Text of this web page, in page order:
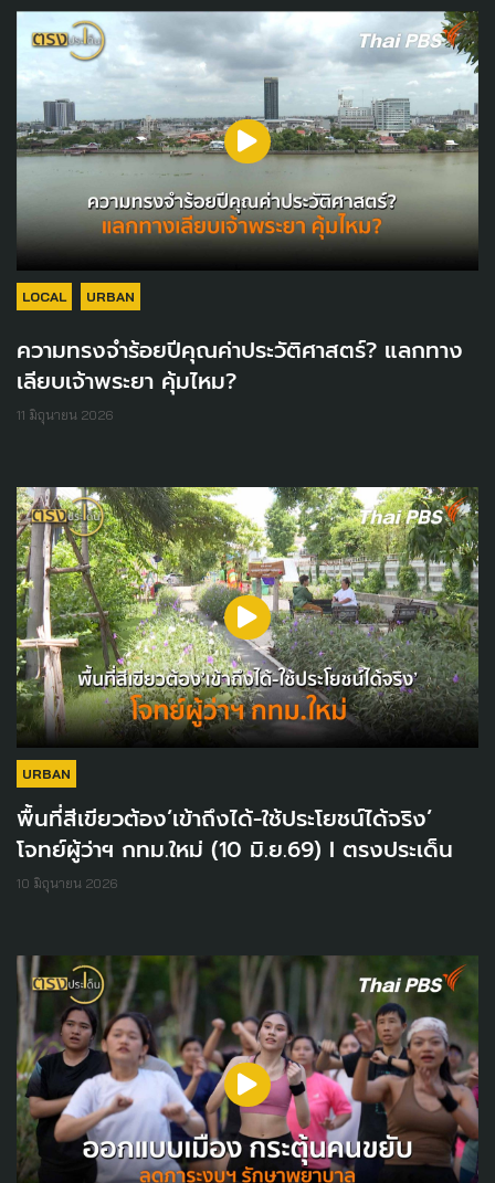
LOCAL URBAN
ความทรงจำร้อยปีคุณค่าประวัติศาสตร์? แลกทาง
เลียบเจ้าพระยา คุ้มไหม?
11 มิถุนายน 2026
URBAN
พื้นที่สีเขียวต้อง’เข้าถึงได้-ใช้ประโยชน์ได้จริง’
โจทย์ผู้ว่าฯ กทม.ใหม่ (10 มิ.ย.69) I ตรงประเด็น
10 มิถุนายน 2026